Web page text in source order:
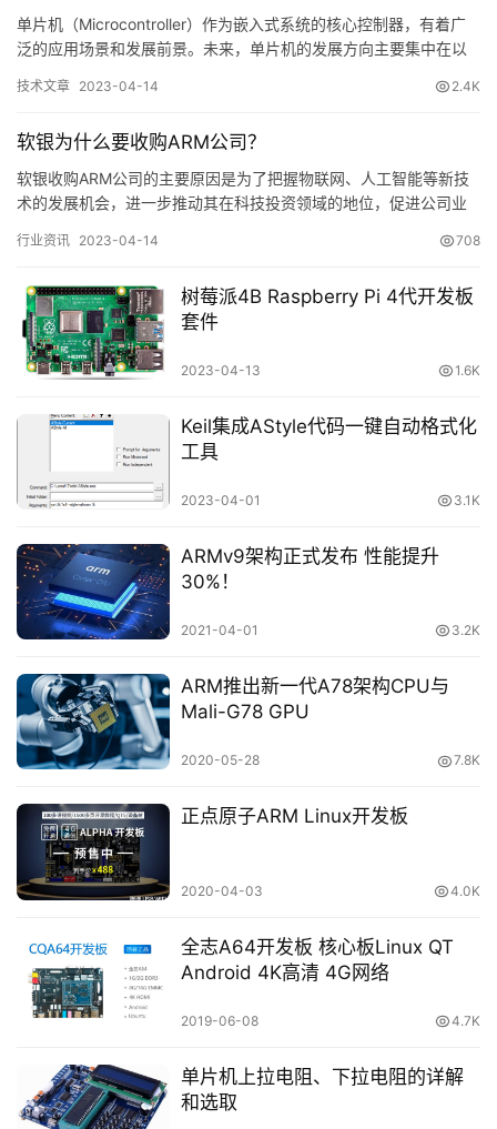
单片机（Microcontroller）作为嵌入式系统的核心控制器，有着广
泛的应用场景和发展前景。未来，单片机的发展方向主要集中在以
技术文章 2023-04-14 2.4K
软银为什么要收购ARM公司？
软银收购ARM公司的主要原因是为了把握物联网、人工智能等新技
术的发展机会，进一步推动其在科技投资领域的地位，促进公司业
行业资讯 2023-04-14 708
树莓派4B Raspberry Pi 4代开发板
套件
2023-04-13 1.6K
Keil集成AStyle代码一键自动格式化
工具
2023-04-01 3.1K
ARMv9架构正式发布 性能提升
30%！
2021-04-01 3.2K
ARM推出新一代A78架构CPU与
Mali-G78 GPU
2020-05-28 7.8K
正点原子ARM Linux开发板
2020-04-03 4.0K
全志A64开发板 核心板Linux QT
Android 4K高清 4G网络
2019-06-08 4.7K
单片机上拉电阻、下拉电阻的详解
和选取